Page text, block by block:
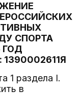
СПОРТА
ГОД
1 раздела I.
в